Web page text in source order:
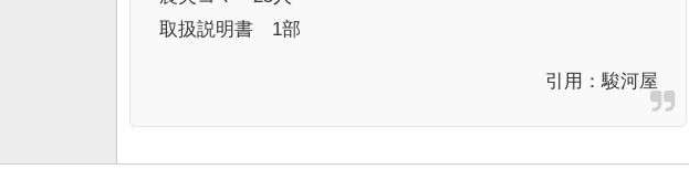
取扱説明書 1部
引用： 駿河屋